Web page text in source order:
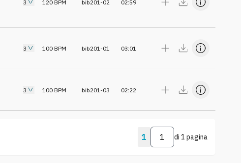
3 120 BPM bib201-02 02:59
3 100 BPM bib201-01 03:01
3 100 BPM bib201-03 02:22
1 di 1 pagina